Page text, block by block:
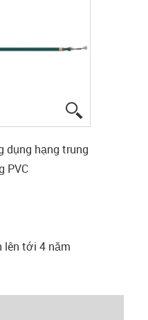
dụng hạng trung
PVC
lên tới 4 năm